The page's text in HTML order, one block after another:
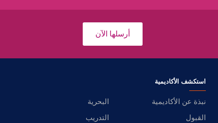
أرسلها الآن
استكشف الأكاديمية
نبذة عن الأكاديمية
البحرية
القبول
التدريب